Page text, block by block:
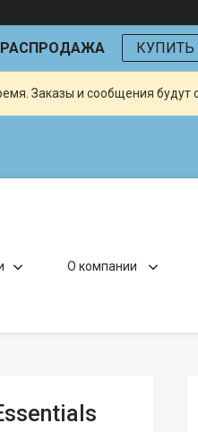
РАСПРОДАЖА
Заказы и сообщения
О компании